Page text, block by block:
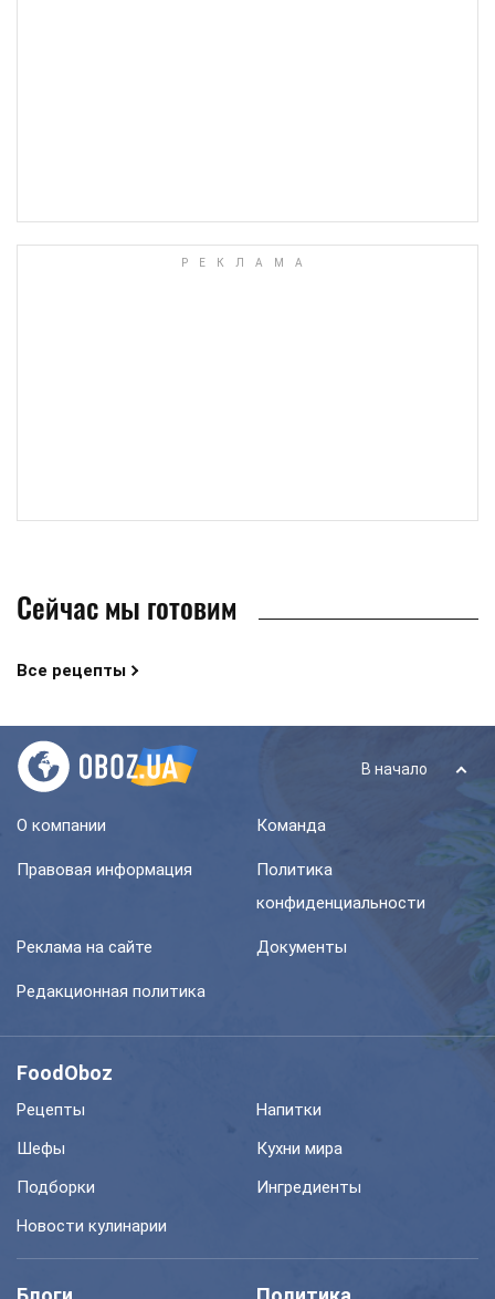
Сейчас мы готовим
Все рецепты
В начало
О компании Команда
Правовая информация
Политика
конфиденциальности
Реклама на сайте Документы
Редакционная политика
FoodOboz
Рецепты
Напитки
Шефы
Кухни мира
Подборки
Ингредиенты
Новости кулинарии